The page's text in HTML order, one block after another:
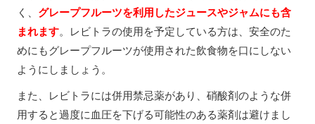
く、 グレープフルーツを利用したジュースやジャムにも含
まれます。レビトラの使用を予定している方は、安全のた
めにもグレープフルーツが使用された飲食物を口にしない
ようにしましょう。
また、レビトラには併用禁忌薬があり、硝酸剤のような併
用すると過度に血圧を下げる可能性のある薬剤は避けまし